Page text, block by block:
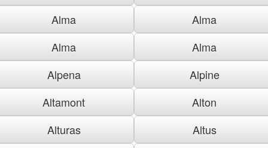
Alma
Alma
Alma
Alma
Alpena
Alpine
Altamont
Alton
Alturas
Altus